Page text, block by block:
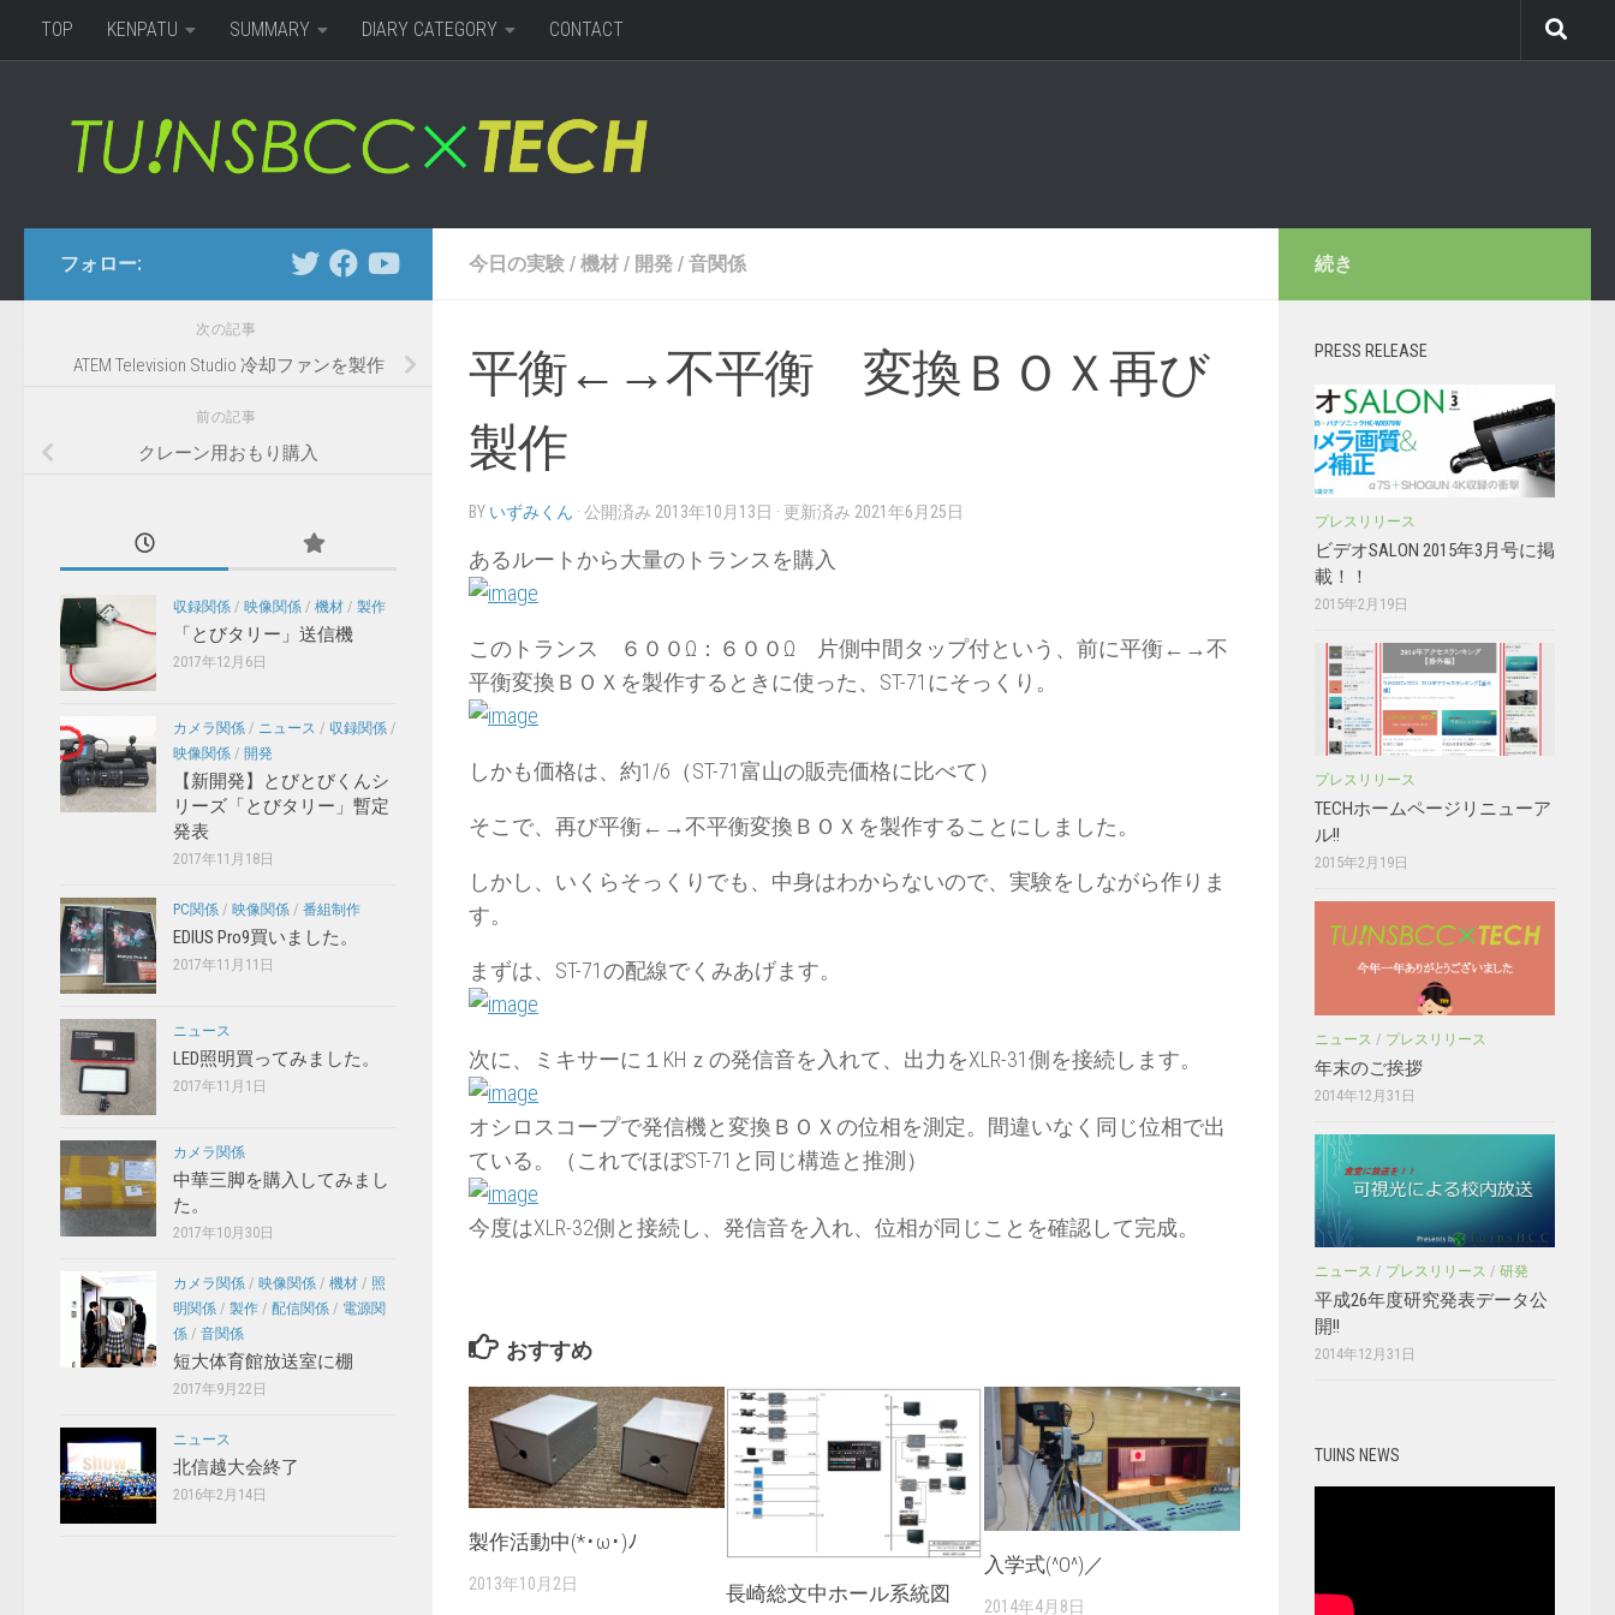
コンテンツへスキップ
TOP KENPATU SUMMARY DIARY CATEGORY CONTACT
今日の実験 / 機材 / 開発 / 音関係
平衡←→不平衡 変換ＢＯＸ再び
製作
BY いずみくん · 公開済み 2013年10月13日 · 更新済み 2021年6月25日
あるルートから大量のトランスを購入
このトランス ６００Ω：６００Ω 片側中間タップ付という、前に平衡←→不
平衡変換ＢＯＸを製作するときに使った、ST-71にそっくり。
しかも価格は、約1/6（ST-71富山の販売価格に比べて）
そこで、再び平衡←→不平衡変換ＢＯＸを製作することにしました。
しかし、いくらそっくりでも、中身はわからないので、実験をしながら作りま
す。
まずは、ST-71の配線でくみあげます。
次に、ミキサーに１KHｚの発信音を入れて、出力をXLR-31側を接続します。
オシロスコープで発信機と変換ＢＯＸの位相を測定。間違いなく同じ位相で出
ている。（これでほぼST-71と同じ構造と推測）
今度はXLR-32側と接続し、発信音を入れ、位相が同じことを確認して完成。
おすすめ
製作活動中(*･ω･)ﾉ
2013年10月2日 長崎総文中ホール系統図
入学式(^O^)／
2014年4月8日
フォロー:
次の記事
ATEM Television Studio 冷却ファンを製作
前の記事
クレーン用おもり購入
収録関係 / 映像関係 / 機材 / 製作
「とびタリー」送信機
2017年12月6日
カメラ関係 / ニュース / 収録関係 /
映像関係 / 開発
【新開発】とびとびくんシ
リーズ「とびタリー」暫定
発表
2017年11月18日
PC関係 / 映像関係 / 番組制作
EDIUS Pro9買いました。
2017年11月11日
ニュース
LED照明買ってみました。
2017年11月1日
カメラ関係
中華三脚を購入してみまし
た。
2017年10月30日
カメラ関係 / 映像関係 / 機材 / 照
明関係 / 製作 / 配信関係 / 電源関
係 / 音関係
短大体育館放送室に棚
2017年9月22日
ニュース
北信越大会終了
2016年2月14日
続き
PRESS RELEASE
プレスリリース
ビデオSALON 2015年3月号に掲
載！！
2015年2月19日
プレスリリース
TECHホームページリニューア
ル!!
2015年2月19日
ニュース / プレスリリース
年末のご挨拶
2014年12月31日
ニュース / プレスリリース / 研発
平成26年度研究発表データ公
開!!
2014年12月31日
TUINS NEWS